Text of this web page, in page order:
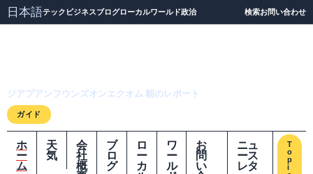
日本語テック ビジネスブログローカルワールド政治 検索お問い合わせ
ジアプアンフウンズオンエクオム 朝のレポート
ガイド
ホ
ー
ム
天
気
会
社
概
ブ
ロ
グ
ロ
ー
カ
ワ
ー
ル
お
問
い
ニュ
ース
レタ
T
o
p
i